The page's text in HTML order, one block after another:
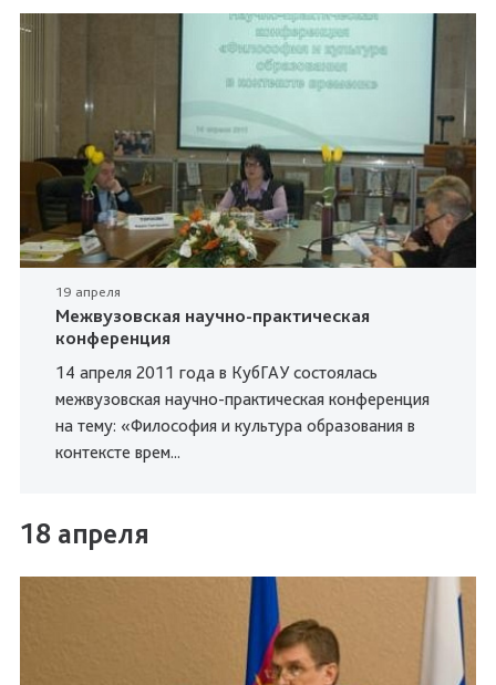
19 апреля
Межвузовская научно-практическая
конференция
14 апреля 2011 года в КубГАУ состоялась
межвузовская научно-практическая конференция
на тему: «Философия и культура образования в
контексте врем...
18 апреля